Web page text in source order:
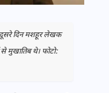
दूसरे दिन मशहूर लेखक
मुखातिब थे। फोटो: